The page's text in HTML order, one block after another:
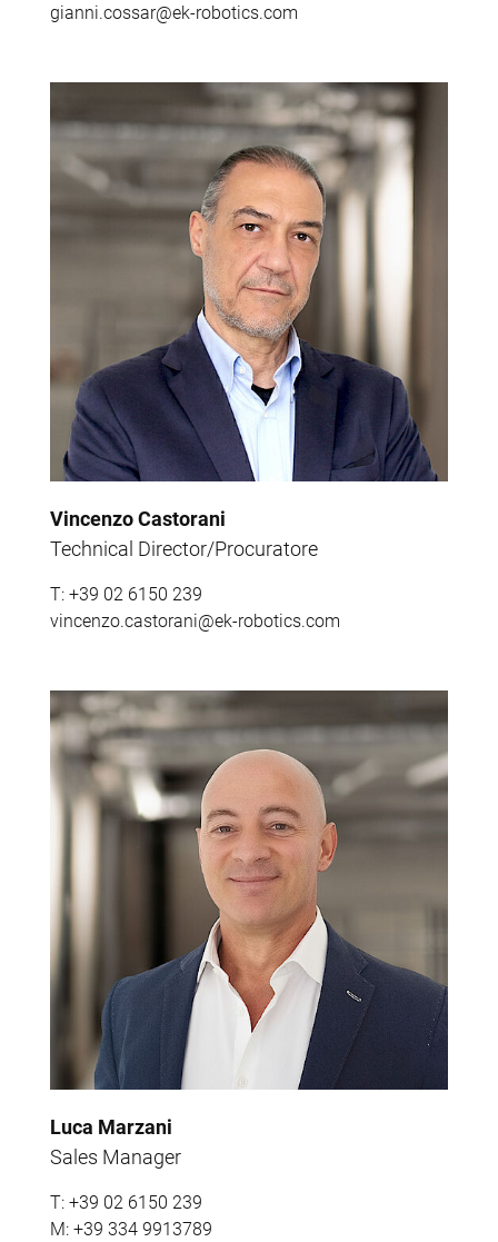
gianni.cossar@ek-robotics.com
Vincenzo Castorani
Technical Director/Procuratore
T: +39 02 6150 239
vincenzo.castorani@ek-robotics.com
Luca Marzani
Sales Manager
T: +39 02 6150 239
M: +39 334 9913789